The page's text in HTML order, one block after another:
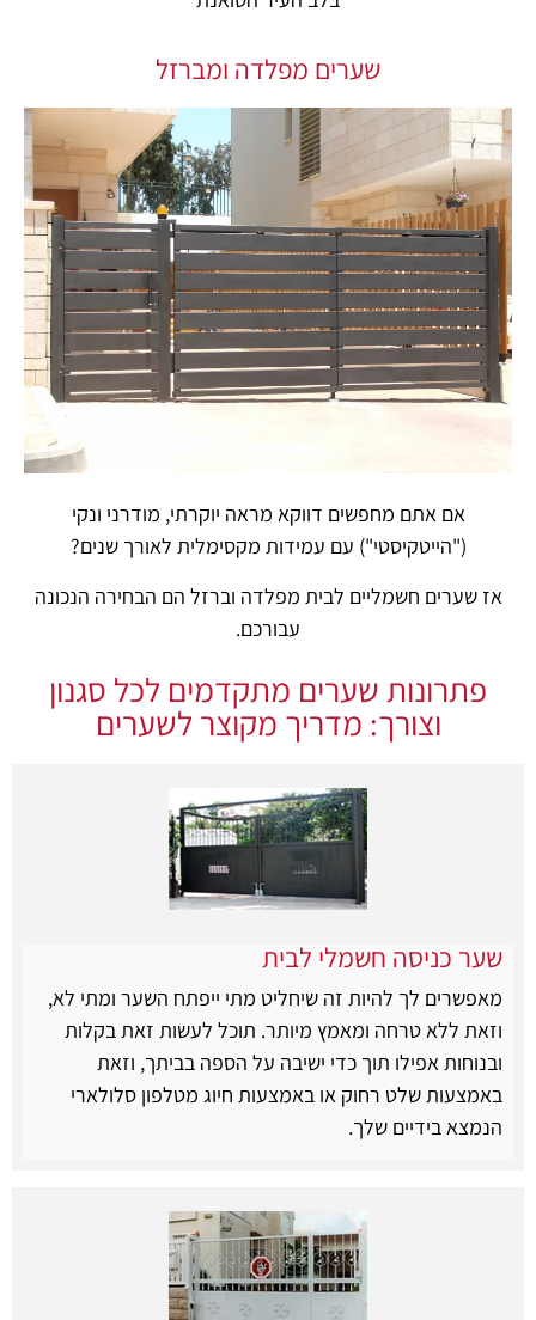
שערים מפלדה ומברזל
אם אתם מחפשים דווקא מראה יוקרתי, מודרני ונקי
("הייטקיסטי") עם עמידות מקסימלית לאורך שנים?
אז שערים חשמליים לבית מפלדה וברזל הם הבחירה הנכונה
עבורכם.
פתרונות שערים מתקדמים לכל סגנון
וצורך: מדריך מקוצר לשערים
שער כניסה חשמלי לבית
מאפשרים לך להיות זה שיחליט מתי ייפתח השער ומתי לא,
וזאת ללא טרחה ומאמץ מיותר. תוכל לעשות זאת בקלות
ובנוחות אפילו תוך כדי ישיבה על הספה בביתך, וזאת
באמצעות שלט רחוק או באמצעות חיוג מטלפון סלולארי
הנמצא בידיים שלך.